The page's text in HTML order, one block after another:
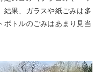
結果、ガラスや紙ごみは多
ボトルのごみはあまり見当